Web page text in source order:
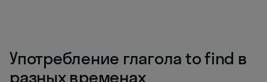
Употребление глагола to find в
разных временах